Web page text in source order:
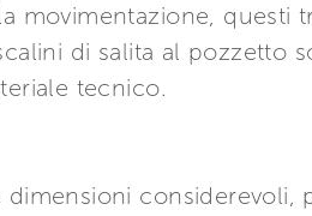
questi
di salita al pozzetto
tecnico.
considerevoli,